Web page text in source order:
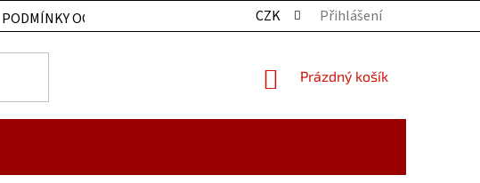
PODMÍNKY OCHRANY OSOBNÍCH ÚDAJŮ KONTAKTY
CZK Přihlášení
NÁKUPNÍ
Prázdný košík